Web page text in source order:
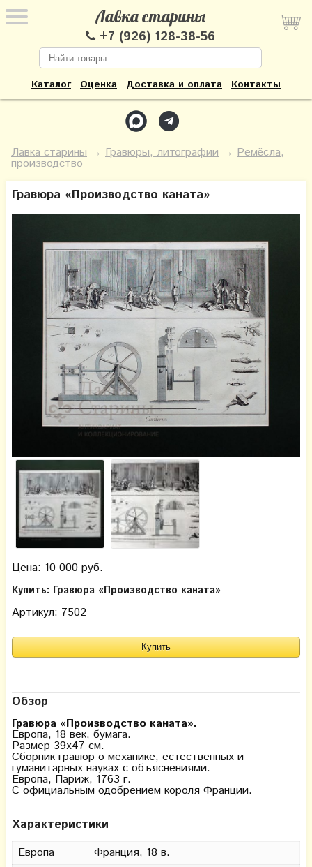
Лавка старины
+7 (926) 128-38-56
Каталог Оценка Доставка и оплата Контакты
Лавка старины → Гравюры, литографии → Ремёсла,
производство
Гравюра «Производство каната»
Цена: 10 000 руб.
Купить: Гравюра «Производство каната»
Артикул: 7502
Обзор
Гравюра «Производство каната».
Европа, 18 век, бумага.
Размер 39х47 см.
Сборник гравюр о механике, естественных и
гуманитарных науках с объяснениями.
Европа, Париж, 1763 г.
С официальным одобрением короля Франции.
Характеристики
Европа
Франция, 18 в.